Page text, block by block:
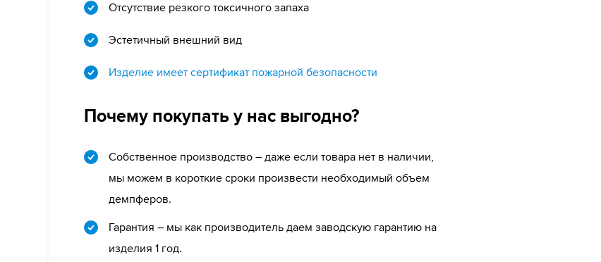
Отсутствие резкого токсичного запаха
Эстетичный внешний вид
Изделие имеет сертификат пожарной безопасности
Почему покупать у нас выгодно?
Собственное производство – даже если товара нет в наличии,
мы можем в короткие сроки произвести необходимый объем
демпферов.
Гарантия – мы как производитель даем заводскую гарантию на
изделия 1 год.